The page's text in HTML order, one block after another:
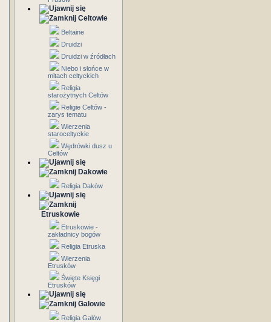
Celtowie
Beltaine
Druidzi
Druidzi w źródłach
Niebo i słońce w
mitach celtyckich
Religia
starożytnych Celtów
Religie Celtów -
zarys tematu
Wierzenia
staroceltyckie
Wędrówki dusz u
Celtów
Dakowie
Religia Daków
Etruskowie
Etruskowie -
zakładnicy bogów
Religia Etruska
Wierzenia
Etrusków
Święte Księgi
Etrusków
Galowie
Religia Galów